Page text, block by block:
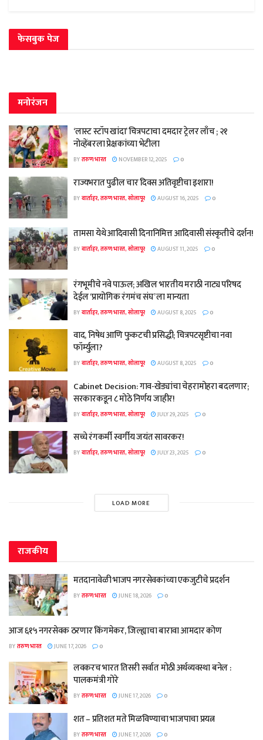
फेसबुक पेज
मनोरंजन
‘लास्ट स्टॉप खांदा’ चित्रपटाचा दमदार ट्रेलर लाँच ; २१
नोव्हेंबरला प्रेक्षकांच्या भेटीला
BYतरुण भारत NOVEMBER 12, 2025 0
राज्यभरात पुढील चार दिवस अतिवृष्टीचा इशारा!
BYवार्ताहर, तरुण भारत, सोलापूर AUGUST 16, 2025 0
तामसा येथे आदिवासी दिनानिमित्त आदिवासी संस्कृतीचे दर्शन!
BYवार्ताहर, तरुण भारत, सोलापूर AUGUST 11, 2025 0
रंगभूमीचे नवे पाऊल; अखिल भारतीय मराठी नाट्य परिषद
देईल ‘प्रायोगिक रंगमंच संघ’ ला मान्यता
BYवार्ताहर, तरुण भारत, सोलापूर AUGUST 8, 2025 0
वाद, निषेध आणि फुकटची प्रसिद्धी; चित्रपटसृष्टीचा नवा
फॉर्म्युला?
BYवार्ताहर, तरुण भारत, सोलापूर AUGUST 8, 2025 0
Cabinet Decision: गाव-खेड्यांचा चेहरामोहरा बदलणार;
सरकारकडून ८ मोठे निर्णय जाहीर!
BYवार्ताहर, तरुण भारत, सोलापूर JULY 29, 2025 0
सच्चे रंगकर्मी स्वर्गीय जयंत सावरकर!
BYवार्ताहर, तरुण भारत, सोलापूर JULY 23, 2025 0
LOAD MORE
राजकीय
मतदानावेळी भाजप नगरसेवकांच्या एकजुटीचे प्रदर्शन
BYतरुण भारत JUNE 18, 2026 0
आज ६१५ नगरसेवक ठरणार किंगमेकर, जिल्ह्याचा बारावा आमदार कोण
BYतरुण भारत JUNE 17, 2026 0
लवकरच भारत तिसरी सर्वात मोठी अर्थव्यवस्था बनेल :
पालकमंत्री गोरे
BYतरुण भारत JUNE 17, 2026 0
शत – प्रतिशत मते मिळविण्याचा भाजपाचा प्रयत्न
BYतरुण भारत JUNE 17, 2026 0